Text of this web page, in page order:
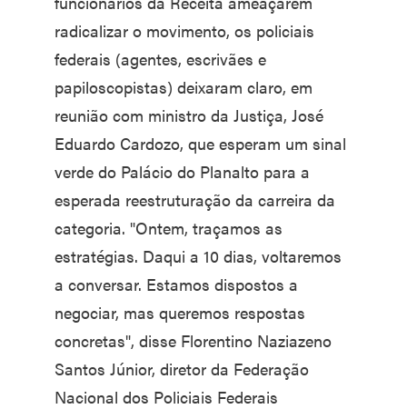
radicalizar o movimento, os policiais
federais (agentes, escrivães e
papiloscopistas) deixaram claro, em
reunião com ministro da Justiça, José
Eduardo Cardozo, que esperam um sinal
verde do Palácio do Planalto para a
esperada reestruturação da carreira da
categoria. "Ontem, traçamos as
estratégias. Daqui a 10 dias, voltaremos
a conversar. Estamos dispostos a
negociar, mas queremos respostas
concretas", disse Florentino Naziazeno
Santos Júnior, diretor da Federação
Nacional dos Policiais Federais